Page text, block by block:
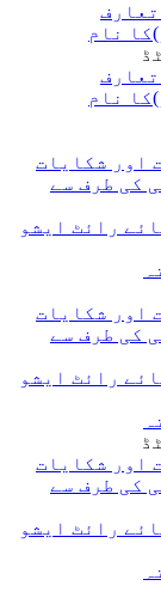
نام
نام
اور شکایات
کی طرف سے
رائٹ ایشو
اور شکایات
کی طرف سے
رائٹ ایشو
اور شکایات
کی طرف سے
رائٹ ایشو